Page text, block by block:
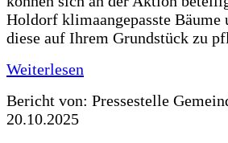
Holdorf klimaangepasste Bäume
diese auf Ihrem Grundstück zu
Weiterlesen
Bericht von: Pressestelle
20.10.2025